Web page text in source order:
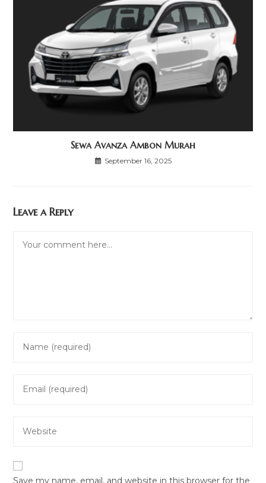
Sewa Avanza Ambon Murah
September 16, 2025
Leave a Reply
your
comment
your
address
your
URL
Save my name, email, and website in this browser for the